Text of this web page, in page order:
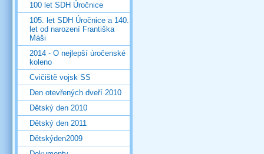
100 let SDH Úročnice
105. let SDH Úročnice a 140.
let od narození Františka
Máši
2014 - O nejlepší úročenské
koleno
Cvičiště vojsk SS
Den otevřených dveří 2010
Dětský den 2010
Dětský den 2011
Dětskýden2009